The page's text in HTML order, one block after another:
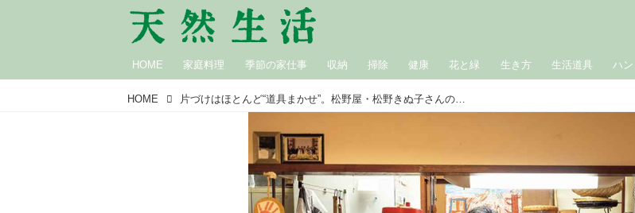
HOME 家庭料理 季節の家仕事 収納 掃除 健康 花と緑 生き方 生活道具 ハン
HOME 片づけはほとんど“道具まかせ”。松野屋・松野きぬ子さんの「昔ながらの道具」で、見せる整理術